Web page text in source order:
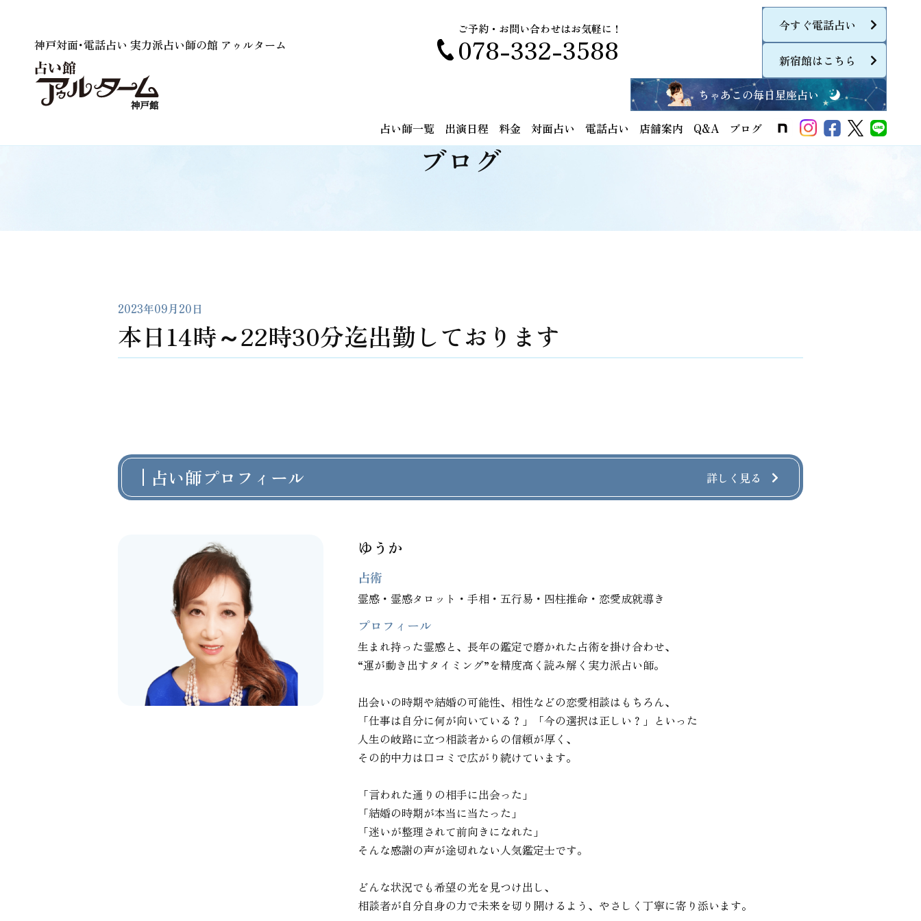
神戸対面･電話占い 実力派占い師の館 アゥルターム
ご予約・お問い合わせはお気軽に！
078-332-3588
今すぐ電話占い
新宿館はこちら
ちゃあこの毎日星座占い
占い師一覧 出演日程 料金 対面占い 電話占い 店舗案内 Q&A ブログ
ブログ
2023年09月20日
本日14時～22時30分迄出勤しております
占い師プロフィール 詳しく見る
ゆうか
占術
霊感・霊感タロット・手相・五行易・四柱推命・恋愛成就導き
プロフィール
生まれ持った霊感と、長年の鑑定で磨かれた占術を掛け合わせ、
“運が動き出すタイミング”を精度高く読み解く実力派占い師。
出会いの時期や結婚の可能性、相性などの恋愛相談はもちろん、
「仕事は自分に何が向いている？」「今の選択は正しい？」といった
人生の岐路に立つ相談者からの信頼が厚く、
その的中力は口コミで広がり続けています。
「言われた通りの相手に出会った」
「結婚の時期が本当に当たった」
「迷いが整理されて前向きになれた」
そんな感謝の声が途切れない人気鑑定士です。
どんな状況でも希望の光を見つけ出し、
相談者が自分自身の力で未来を切り開けるよう、やさしく丁寧に寄り添います。